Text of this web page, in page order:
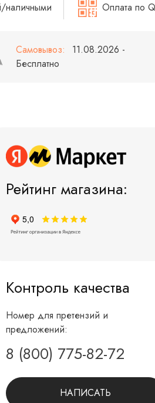
наличными Оплата по
Самовывоз:
11.08.2026 -
Бесплатно
Рейтинг магазина:
Контроль качества
Номер для претензий и
предложений:
8 (800) 775-82-72
НАПИСАТЬ